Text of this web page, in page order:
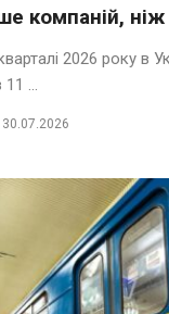
компаній,
2026 року в
...
30.07.2026